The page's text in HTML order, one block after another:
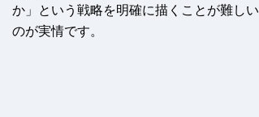
か」という戦略を明確に描くことが難しい
のが実情です。